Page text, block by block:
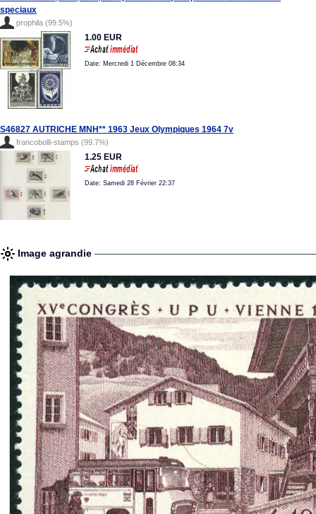
speciaux
prophila (99.5%)
1.00 EUR
Date: Mercredi 1 Décembre 08:34
S46827 AUTRICHE MNH** 1963 Jeux Olympiques 1964 7v
francobolli-stamps (99.7%)
1.25 EUR
Date: Samedi 28 Février 22:37
Image agrandie